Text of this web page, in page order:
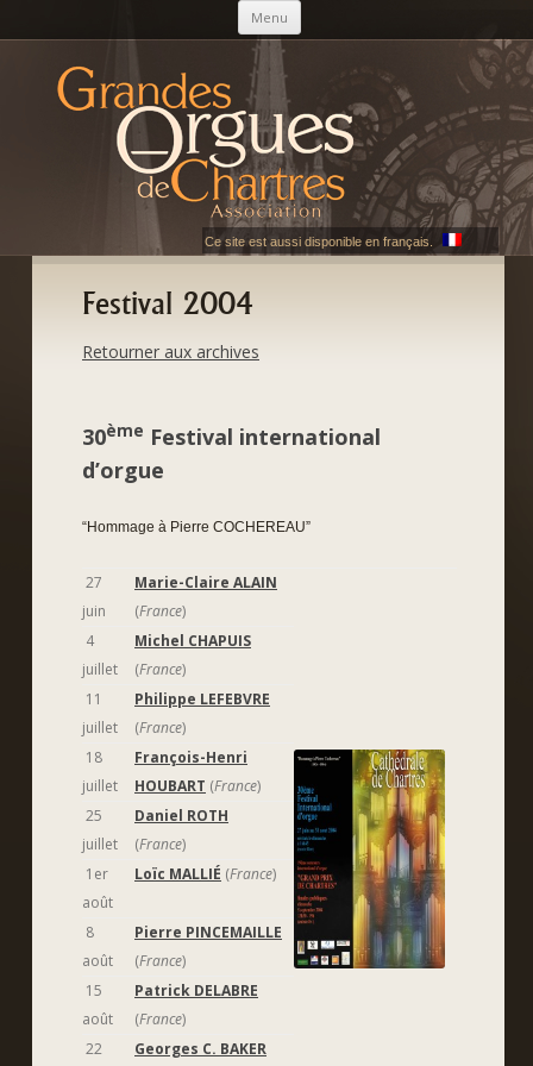
Menu Skip to content
AGOC
Les Grandes Orgues de Chartres
Ce site est aussi disponible en français.
Festival 2004
Retourner aux archives
30ème Festival international
d’orgue
“Hommage à Pierre COCHEREAU”
27
juin
Marie-Claire ALAIN
(France)
4
juillet
Michel CHAPUIS
(France)
11
juillet
Philippe LEFEBVRE
(France)
18
juillet
François-Henri
HOUBART (France)
25
juillet
Daniel ROTH
(France)
1er
août
Loïc MALLIÉ (France)
8
août
Pierre PINCEMAILLE
(France)
15
août
Patrick DELABRE
(France)
22
Georges C. BAKER